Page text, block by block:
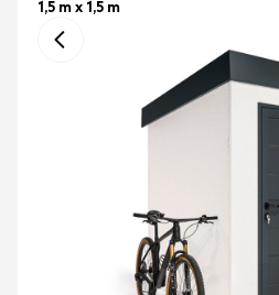
1,5 m x 1,5 m